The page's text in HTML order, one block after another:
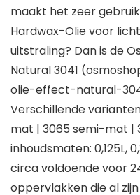
maakt het zeer
Hardwax-Olie voor
uitstraling? Dan is de
Natural 3041
olie-effect-natural-
Verschillende
mat | 3065 semi-mat |
inhoudsmaten: 0,125L,
circa voldoende voor
oppervlakken die al